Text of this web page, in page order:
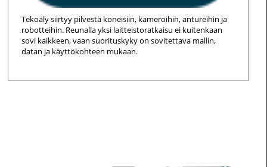
Tekoäly siirtyy pilvestä koneisiin, kameroihin, antureihin ja
robotteihin. Reunalla yksi laitteistoratkaisu ei kuitenkaan
sovi kaikkeen, vaan suorituskyky on sovitettava mallin,
datan ja käyttökohteen mukaan.